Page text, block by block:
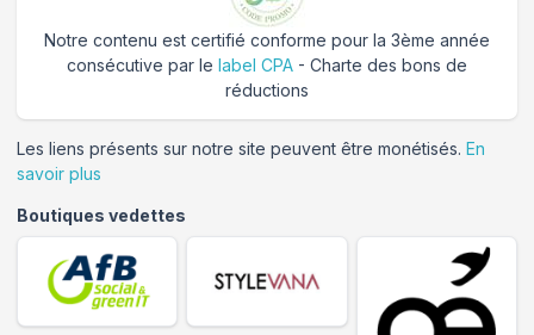
Notre contenu est certifié conforme pour la 3ème année
consécutive par le label CPA - Charte des bons de
réductions
Les liens présents sur notre site peuvent être monétisés. En
savoir plus
Boutiques vedettes